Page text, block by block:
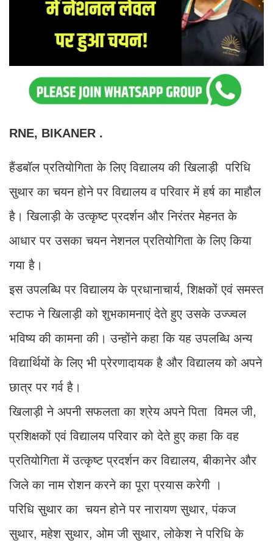
RNE, BIKANER .
हैंडबॉल प्रतियोगिता के लिए विद्यालय की खिलाड़ी परिधि
सुथार का चयन होने पर विद्यालय व परिवार में हर्ष का माहौल
है। खिलाड़ी के उत्कृष्ट प्रदर्शन और निरंतर मेहनत के
आधार पर उसका चयन नेशनल प्रतियोगिता के लिए किया
गया है।
इस उपलब्धि पर विद्यालय के प्रधानाचार्य, शिक्षकों एवं समस्त
स्टाफ ने खिलाड़ी को शुभकामनाएं देते हुए उसके उज्ज्वल
भविष्य की कामना की। उन्होंने कहा कि यह उपलब्धि अन्य
विद्यार्थियों के लिए भी प्रेरणादायक है और विद्यालय को अपने
छात्र पर गर्व है।
खिलाड़ी ने अपनी सफलता का श्रेय अपने पिता विमल जी,
प्रशिक्षकों एवं विद्यालय परिवार को देते हुए कहा कि वह
प्रतियोगिता में उत्कृष्ट प्रदर्शन कर विद्यालय, बीकानेर और
जिले का नाम रोशन करने का पूरा प्रयास करेगी ।
परिधि सुथार का चयन होने पर नारायण सुथार, पंकज
सुथार, महेश सुथार, ओम जी सुथार, लोकेश ने परिधि के